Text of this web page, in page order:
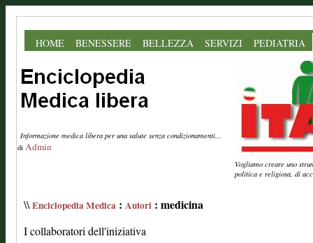
HOME BENESSERE BELLEZZA SERVIZI PEDIATRIA
Informazione medica libera per una salute senza condizionamenti...
di Admin
Vogliamo creare uno
politica e religiosa, di
\\Enciclopedia Medica : Autori : medicina
I collaboratori dell'iniziativa